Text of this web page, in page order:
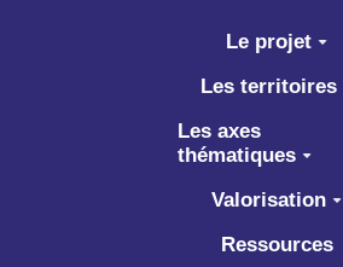
Aller au contenu principal
Le projet
Les territoires
Les axes
thématiques
Valorisation
Ressources